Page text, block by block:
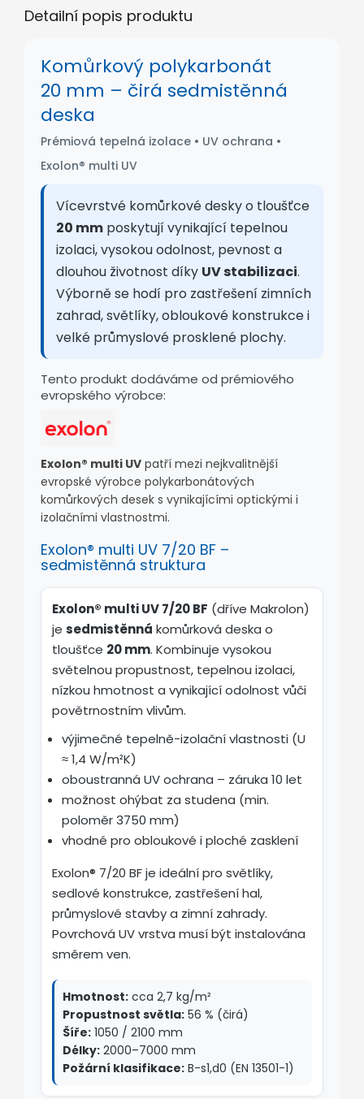
Detailní popis produktu
Komůrkový polykarbonát
20 mm – čirá sedmistěnná
deska
Prémiová tepelná izolace • UV ochrana •
Exolon® multi UV
Vícevrstvé komůrkové desky o tloušťce
20 mm poskytují vynikající tepelnou
izolaci, vysokou odolnost, pevnost a
dlouhou životnost díky UV stabilizaci.
Výborně se hodí pro zastřešení zimních
zahrad, světlíky, obloukové konstrukce i
velké průmyslové prosklené plochy.
Tento produkt dodáváme od prémiového
evropského výrobce:
Exolon® multi UV patří mezi nejkvalitnější
evropské výrobce polykarbonátových
komůrkových desek s vynikajícími optickými i
izolačními vlastnostmi.
Exolon® multi UV 7/20 BF –
sedmistěnná struktura
Exolon® multi UV 7/20 BF (dříve Makrolon)
je sedmistěnná komůrková deska o
tloušťce 20 mm. Kombinuje vysokou
světelnou propustnost, tepelnou izolaci,
nízkou hmotnost a vynikající odolnost vůči
povětrnostním vlivům.
výjimečné tepelně-izolační vlastnosti (U
≈ 1,4 W/m²K)
oboustranná UV ochrana – záruka 10 let
možnost ohýbat za studena (min.
poloměr 3750 mm)
vhodné pro obloukové i ploché zasklení
Exolon® 7/20 BF je ideální pro světlíky,
sedlové konstrukce, zastřešení hal,
průmyslové stavby a zimní zahrady.
Povrchová UV vrstva musí být instalována
směrem ven.
Hmotnost: cca 2,7 kg/m²
Propustnost světla: 56 % (čirá)
Šíře: 1050 / 2100 mm
Délky: 2000–7000 mm
Požární klasifikace: B-s1,d0 (EN 13501-1)